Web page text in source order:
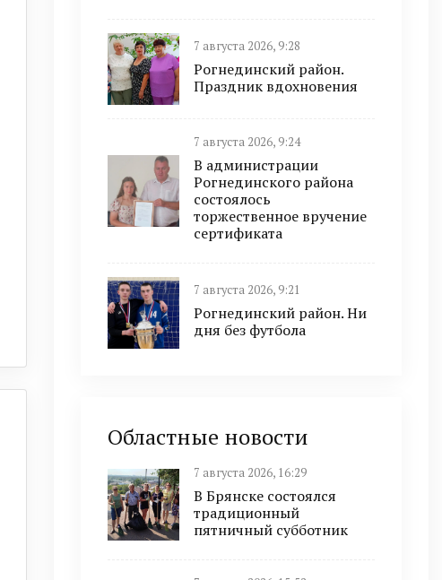
7 августа 2026, 9:28
Рогнединский район.
Праздник вдохновения
7 августа 2026, 9:24
В администрации
Рогнединского района
состоялось
торжественное вручение
сертификата
7 августа 2026, 9:21
Рогнединский район. Ни
дня без футбола
Областные новости
7 августа 2026, 16:29
В Брянске состоялся
традиционный
пятничный субботник